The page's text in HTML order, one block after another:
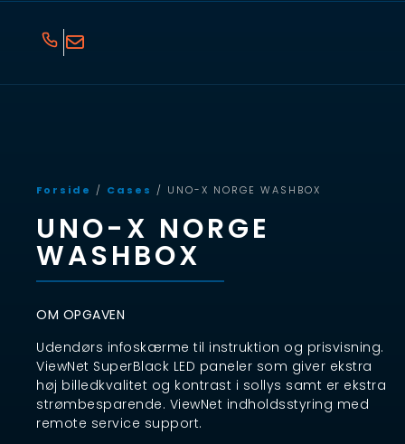
Forside / Cases / UNO-X NORGE WASHBOX
UNO-X NORGE
WASHBOX
OM OPGAVEN
Udendørs infoskærme til instruktion og prisvisning.
ViewNet SuperBlack LED paneler som giver ekstra
høj billedkvalitet og kontrast i sollys samt er ekstra
strømbesparende. ViewNet indholdsstyring med
remote service support.